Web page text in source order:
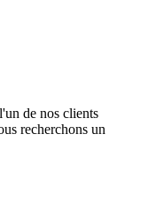
de nos clients
recherchons un